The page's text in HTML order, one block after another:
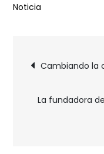
Noticia
Cambiando la
La fundadora